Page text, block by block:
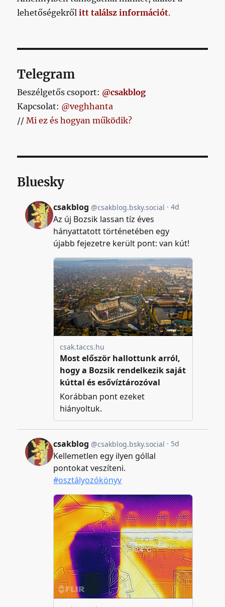
lehetőségekrőlitt találsz információt.
Telegram
Beszélgetős csoport: @csakblog
Kapcsolat: @veghhanta
//Mi ez és hogyan működik?
Bluesky